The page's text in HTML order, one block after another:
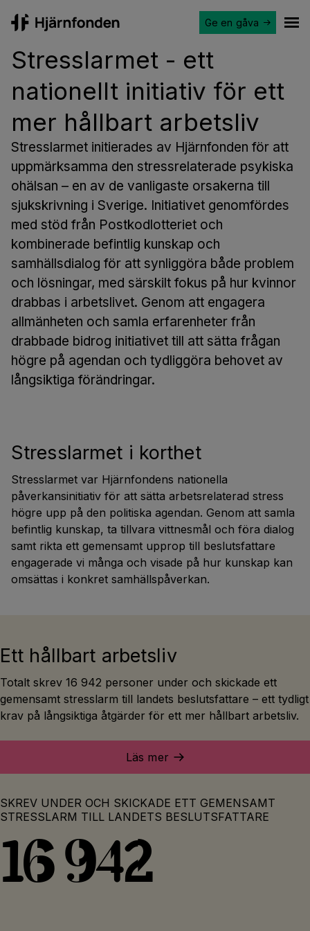
Ge en gåva
Stresslarmet - ett
nationellt initiativ för ett
mer hållbart arbetsliv
Stresslarmet initierades av Hjärnfonden för att
uppmärksamma den stressrelaterade psykiska
ohälsan – en av de vanligaste orsakerna till
sjukskrivning i Sverige. Initiativet genomfördes
med stöd från Postkodlotteriet och
kombinerade befintlig kunskap och
samhällsdialog för att synliggöra både problem
och lösningar, med särskilt fokus på hur kvinnor
drabbas i arbetslivet. Genom att engagera
allmänheten och samla erfarenheter från
drabbade bidrog initiativet till att sätta frågan
högre på agendan och tydliggöra behovet av
långsiktiga förändringar.
Stresslarmet i korthet
Stresslarmet var Hjärnfondens nationella
påverkansinitiativ för att sätta arbetsrelaterad stress
högre upp på den politiska agendan. Genom att samla
befintlig kunskap, ta tillvara vittnesmål och föra dialog
samt rikta ett gemensamt upprop till beslutsfattare
engagerade vi många och visade på hur kunskap kan
omsättas i konkret samhällspåverkan.
Ett hållbart arbetsliv
Totalt skrev 16 942 personer under och skickade ett
gemensamt stresslarm till landets beslutsfattare – ett tydligt
krav på långsiktiga åtgärder för ett mer hållbart arbetsliv.
Läs mer
SKREV UNDER OCH SKICKADE ETT GEMENSAMT
STRESSLARM TILL LANDETS BESLUTSFATTARE
16 942